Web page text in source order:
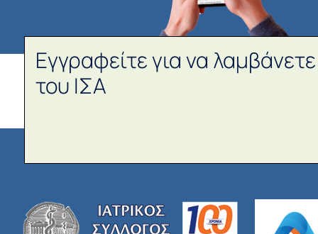
Εγγραφείτε για να
του ΙΣΑ